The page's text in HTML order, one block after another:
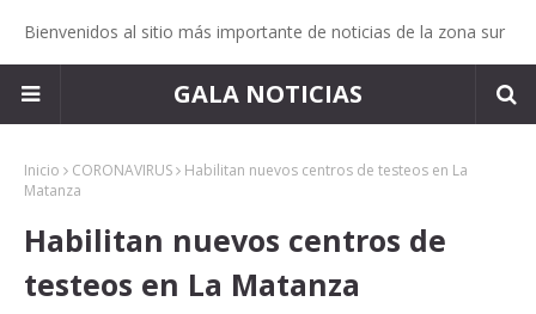
Bienvenidos al sitio más importante de noticias de la zona sur
GALA NOTICIAS
Inicio CORONAVIRUS
Habilitan nuevos centros de testeos en La
Matanza
Habilitan nuevos centros de
testeos en La Matanza